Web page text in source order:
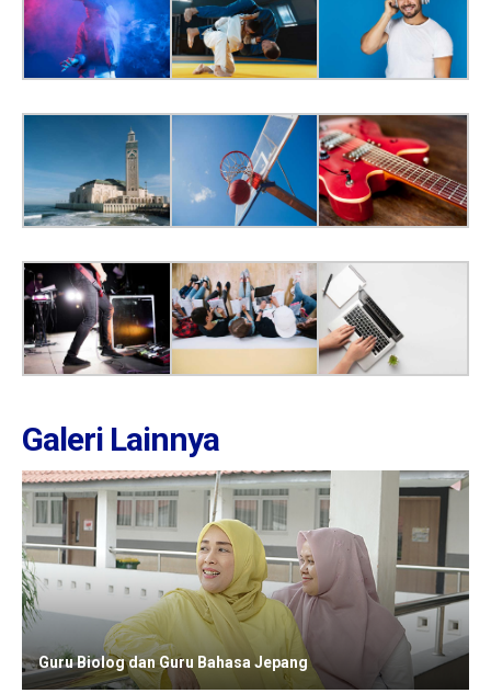
Galeri Lainnya
Guru Biolog dan Guru Bahasa Jepang